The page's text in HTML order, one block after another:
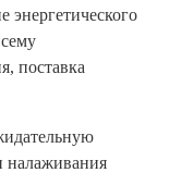
энергетического
поставка
налаживания